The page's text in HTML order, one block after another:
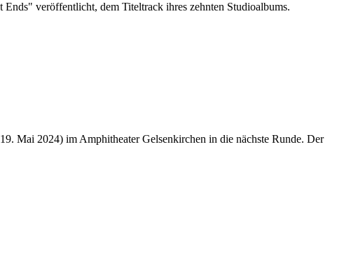
veröffentlicht, dem Titeltrack ihres zehnten Studioalbums.
Mai 2024) im Amphitheater Gelsenkirchen in die nächste Runde. Der